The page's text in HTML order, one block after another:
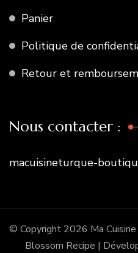
Panier
Politique de
Retour et
Nous contacter :
macuisineturque-
© Copyright 2026 Ma
Blossom Recipe |